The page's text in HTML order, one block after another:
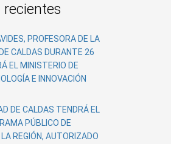
recientes
PROFESORA DE LA
CALDAS DURANTE 26
EL MINISTERIO DE
E INNOVACIÓN
DE CALDAS TENDRÁ EL
PÚBLICO DE
REGIÓN, AUTORIZADO